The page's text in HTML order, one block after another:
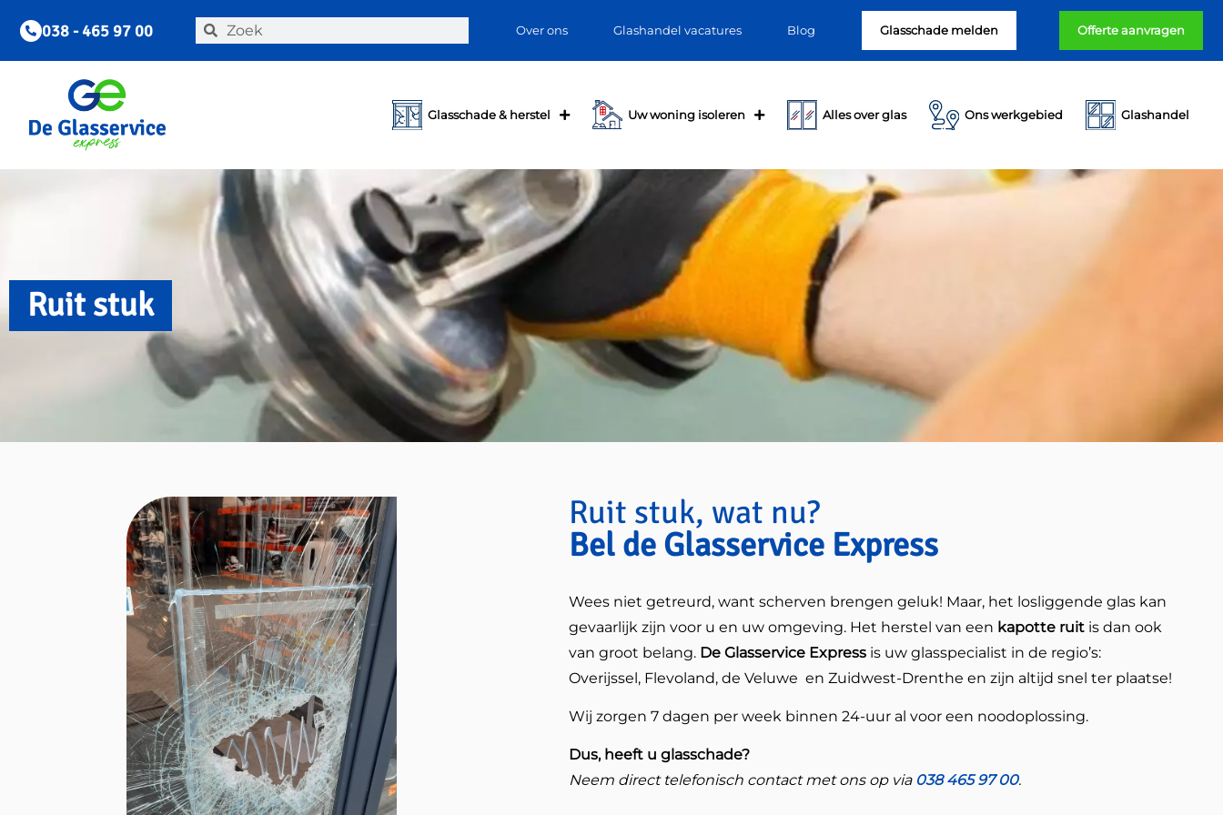
038 - 465 97 00 Over ons Glashandel vacatures Blog Glasschade melden Offerte aanvragen
Glasschade & herstel Uw woning isoleren Alles over glas Ons werkgebied Glashandel
Ruit stuk
Ruit stuk, wat nu?
Bel de Glasservice Express
Wees niet getreurd, want scherven brengen geluk! Maar, het losliggende glas kan
gevaarlijk zijn voor u en uw omgeving. Het herstel van een kapotte ruit is dan ook
van groot belang. De Glasservice Express is uw glasspecialist in de regio’s:
Overijssel, Flevoland, de Veluwe en Zuidwest-Drenthe en zijn altijd snel ter plaatse!
Wij zorgen 7 dagen per week binnen 24-uur al voor een noodoplossing.
Dus, heeft u glasschade?
Neem direct telefonisch contact met ons op via 038 465 97 00.